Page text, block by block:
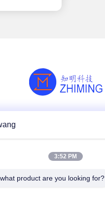
3:52 PM
product are you looking for?